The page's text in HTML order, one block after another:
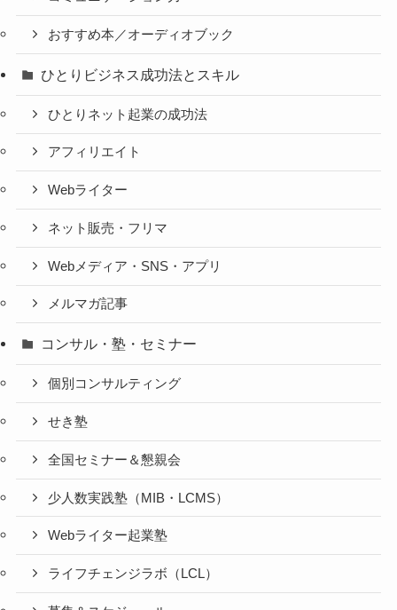
おすすめ本／オーディオブック
ひとりビジネス成功法とスキル
ひとりネット起業の成功法
アフィリエイト
Webライター
ネット販売・フリマ
Webメディア・SNS・アプリ
メルマガ記事
コンサル・塾・セミナー
個別コンサルティング
せき塾
全国セミナー＆懇親会
少人数実践塾（MIB・LCMS）
Webライター起業塾
ライフチェンジラボ（LCL）